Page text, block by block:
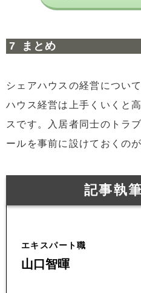
まとめ
シェアハウスの経営につい
ハウス経営は上手くいくと
スです。入居者同士のトラ
ールを事前に設けておくの
記事執
エキスパート職
山口智暉